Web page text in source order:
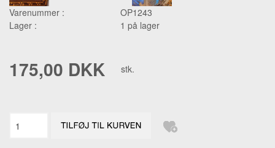
Varenummer :
OP1243
Lager :
1 på lager
175,00 DKK stk.